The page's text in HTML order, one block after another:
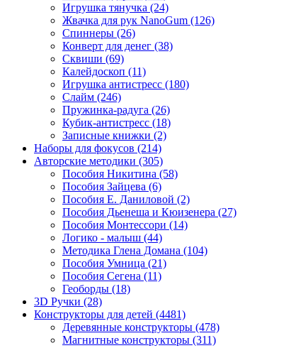
Игрушка тянучка (24)
Жвачка для рук NanoGum (126)
Спиннеры (26)
Конверт для денег (38)
Сквиши (69)
Калейдоскоп (11)
Игрушка антистресс (180)
Слайм (246)
Пружинка-радуга (26)
Кубик-антистресс (18)
Записные книжки (2)
Наборы для фокусов (214)
Авторские методики (305)
Пособия Никитина (58)
Пособия Зайцева (6)
Пособия Е. Даниловой (2)
Пособия Дьенеша и Кюизенера (27)
Пособия Монтессори (14)
Логико - малыш (44)
Методика Глена Домана (104)
Пособия Умница (21)
Пособия Сегена (11)
Геоборды (18)
3D Ручки (28)
Конструкторы для детей (4481)
Деревянные конструкторы (478)
Магнитные конструкторы (311)